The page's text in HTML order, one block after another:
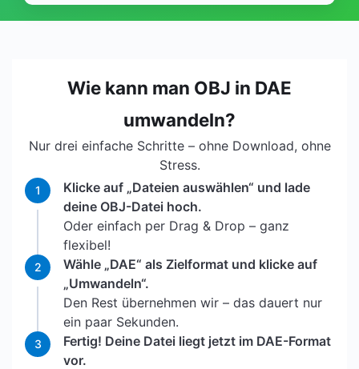
Wie kann man OBJ in DAE
umwandeln?
Nur drei einfache Schritte – ohne Download, ohne
Stress.
1
Klicke auf „Dateien auswählen“ und lade
deine OBJ-Datei hoch.
Oder einfach per Drag & Drop – ganz
flexibel!
2
Wähle „DAE“ als Zielformat und klicke auf
„Umwandeln“.
Den Rest übernehmen wir – das dauert nur
ein paar Sekunden.
3
Fertig! Deine Datei liegt jetzt im DAE-Format
vor.